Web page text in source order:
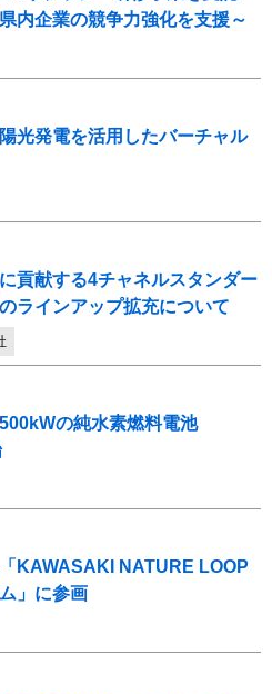
内企業の競争力強化を支援～
光発電を活用したバーチャル
貢献する4チャネルスタンダー
ラインアップ拡充について
の純水素燃料電池
KAWASAKI NATURE LOOP
」に参画